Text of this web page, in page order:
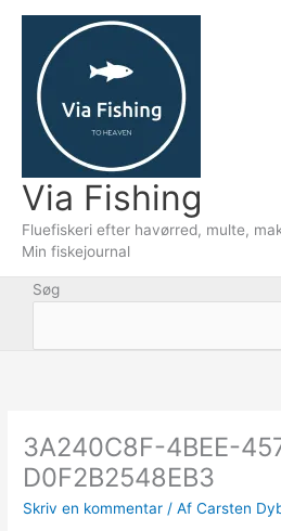
indholdet
Via Fishing
Fluefiskeri efter havørred, multe,
Min fiskejournal
Søg
3A240C8F-4BEE-
D0F2B2548EB3
Skriv en kommentar / AfCarsten